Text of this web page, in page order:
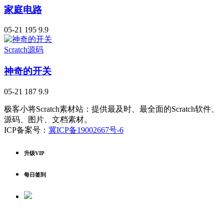
家庭电路
05-21 195 9.9
Scratch源码
神奇的开关
05-21 187 9.9
极客小将Scratch素材站：提供最及时、最全面的Scratch软件、
源码、图片、文档素材。
ICP备案号： 冀ICP备19002667号-6
升级VIP
每日签到